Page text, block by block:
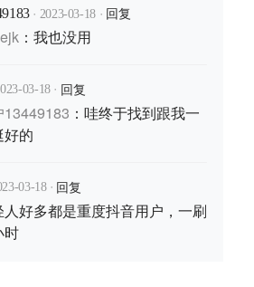
· 2023-03-18 · 回复
： 我也没用
03-18 · 回复
13449183 ： 哇终于找到跟我一
的
03-18 · 回复
好多都是重度抖音用户，一刷
时